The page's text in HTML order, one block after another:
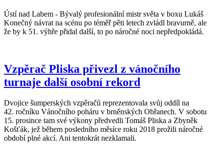
Ústí nad Labem - Bývalý profesionální mistr světa v boxu Lukáš
Konečný návrat na scénu po téměř pěti letech zvládl bravurně, ale
že by k 51. výhře přidal další, to po náročné noci nepředpokládá.
Vzpěrač Pliska přivezl z vánočního
turnaje další osobní rekord
Dvojice šumperských vzpěračů reprezentovala svůj oddíl na
42. ročníku Vánočního poháru v brněnských Obřanech. V sobotu
15. prosince tam své výkony předvedli Tomáš Pliska a Zbyněk
Košťák, jež během posledního měsíce roku 2018 prožili náročné
období plné akcí. Ani tentokrát nezklamali.